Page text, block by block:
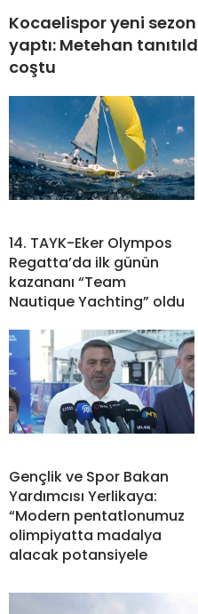
Kocaelispor yeni
yaptı: Metehan
coştu
14. TAYK-Eker Olympos
Regatta’da ilk günün
kazananı “Team
Nautique Yachting” oldu
Gençlik ve Spor Bakan
Yardımcısı Yerlikaya:
“Modern pentatlonumuz
olimpiyatta madalya
alacak potansiyele